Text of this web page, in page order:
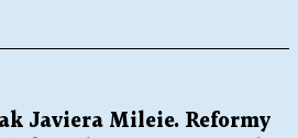
Javiera Mileie. Reformy